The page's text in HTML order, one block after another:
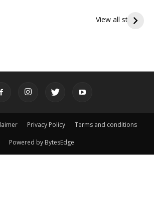
View all stories
ఇంద్రకీలాద్రి గిరి ప్రదక్షిణ
Privacy Policy Terms and conditions
Powered by BytesEdge